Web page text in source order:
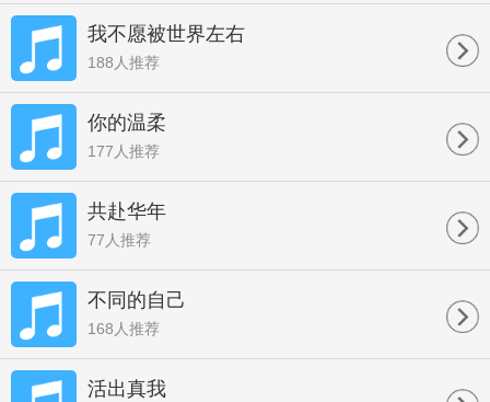
我不愿被世界左右
188人推荐
你的温柔
177人推荐
共赴华年
77人推荐
不同的自己
168人推荐
活出真我